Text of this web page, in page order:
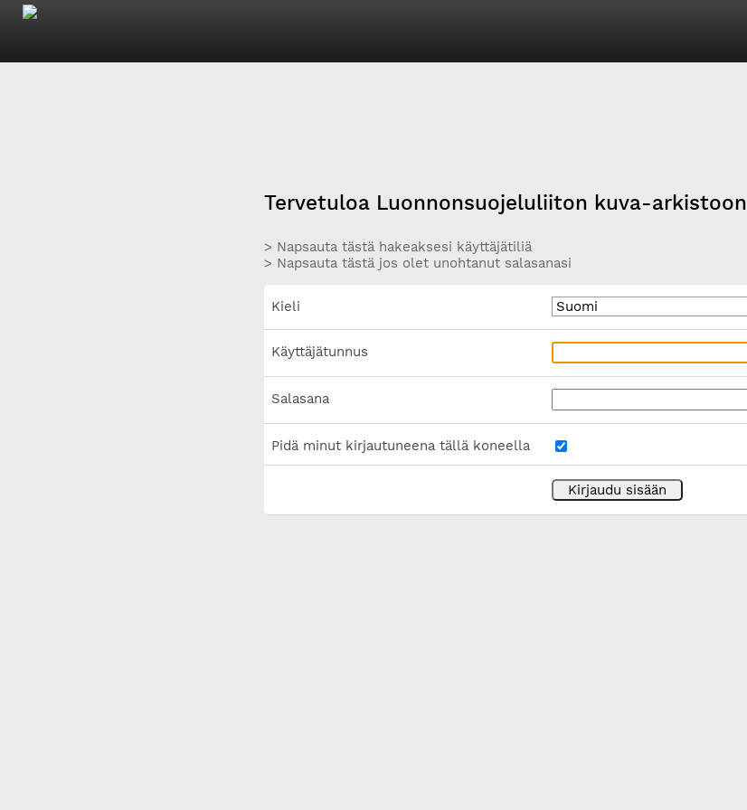
Tervetuloa Luonnonsuojeluliiton kuva-arkistoon
> Napsauta tästä hakeaksesi käyttäjätiliä
> Napsauta tästä jos olet unohtanut salasanasi
Kieli
Käyttäjätunnus
Salasana
Pidä minut kirjautuneena tällä koneella